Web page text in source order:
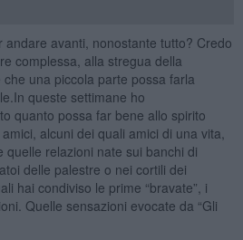
avanti, nonostante tutto? Credo
complessa, alla stregua della
una piccola parte possa farla
queste settimane ho
quanto possa far bene allo spirito
alcuni dei quali amici di una vita,
relazioni nate sui banchi di
delle palestre o nei cortili dei
hai condiviso le prime “bravate”, i
Quelle sensazioni evocate da “Gli